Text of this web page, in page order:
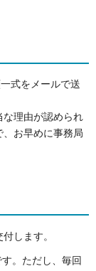
式をメールで送
理由が認められ
お早めに事務局
します。
。ただし、毎回